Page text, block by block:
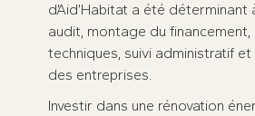
d’Aid’Habitat a été
audit, montage du financement,
techniques, suivi administratif
des entreprises.
Investir dans une rénovation